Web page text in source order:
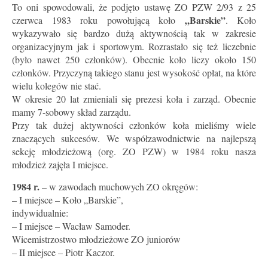
To oni spowodowali, że podjęto ustawę ZO PZW 2/93 z 25
czerwca 1983 roku powołującą koło „Barskie”. Koło
wykazywało się bardzo dużą aktywnością tak w zakresie
organizacyjnym jak i sportowym. Rozrastało się też liczebnie
(było nawet 250 członków). Obecnie koło liczy około 150
członków. Przyczyną takiego stanu jest wysokość opłat, na które
wielu kolegów nie stać.
W okresie 20 lat zmieniali się prezesi koła i zarząd. Obecnie
mamy 7-sobowy skład zarządu.
Przy tak dużej aktywności członków koła mieliśmy wiele
znaczących sukcesów. We współzawodnictwie na najlepszą
sekcję młodzieżową (org. ZO PZW) w 1984 roku nasza
młodzież zajęła I miejsce.
1984 r.– w zawodach muchowych ZO okręgów:
– I miejsce – Koło „Barskie”,
indywidualnie:
– I miejsce – Wacław Samoder.
Wicemistrzostwo młodzieżowe ZO juniorów
– II miejsce – Piotr Kaczor.